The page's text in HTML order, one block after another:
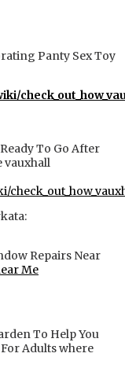
Panty Sex Toy
To Go After
vauxhall
Repairs Near
Me
To Help You
Adults where